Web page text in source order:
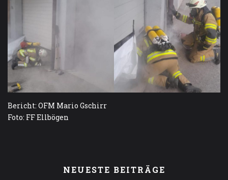
Bericht: OFM Mario Gschirr
Foto: FF Ellbögen
NEUESTE BEITRÄGE